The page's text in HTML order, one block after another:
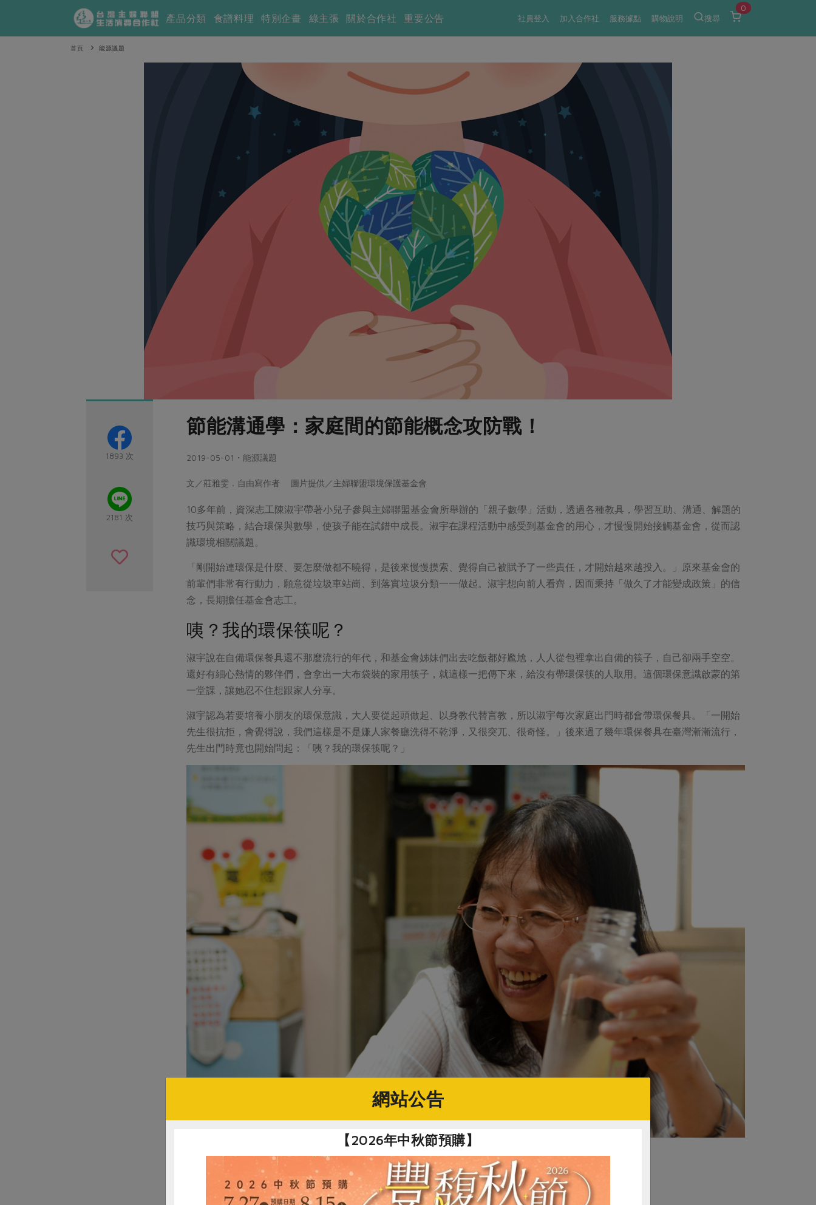
社員登入 加入合作社 服務據點 購物說明 搜尋
0
產品分類 食譜料理 特別企畫 綠主張 關於合作社 重要公告
首頁 能源議題
1893 次
2181 次
節能溝通學：家庭間的節能概念攻防戰！
2019-05-01・能源議題
文／莊雅雯．自由寫作者 圖片提供／主婦聯盟環境保護基金會
10多年前，資深志工陳淑宇帶著小兒子參與主婦聯盟基金會所舉辦的「親子數學」活動，透過各種教具，學習互助、溝通、解題的
技巧與策略，結合環保與數學，使孩子能在試錯中成長。淑宇在課程活動中感受到基金會的用心，才慢慢開始接觸基金會，從而認
識環境相關議題。
「剛開始連環保是什麼、要怎麼做都不曉得，是後來慢慢摸索、覺得自己被賦予了一些責任，才開始越來越投入。」原來基金會的
前輩們非常有行動力，願意從垃圾車站崗、到落實垃圾分類一一做起。淑宇想向前人看齊，因而秉持「做久了才能變成政策」的信
念，長期擔任基金會志工。
咦？我的環保筷呢？
淑宇說在自備環保餐具還不那麼流行的年代，和基金會姊妹們出去吃飯都好尷尬，人人從包裡拿出自備的筷子，自己卻兩手空空。
還好有細心熱情的夥伴們，會拿出一大布袋裝的家用筷子，就這樣一把傳下來，給沒有帶環保筷的人取用。這個環保意識啟蒙的第
一堂課，讓她忍不住想跟家人分享。
淑宇認為若要培養小朋友的環保意識，大人要從起頭做起、以身教代替言教，所以淑宇每次家庭出門時都會帶環保餐具。「一開始
先生很抗拒，會覺得說，我們這樣是不是嫌人家餐廳洗得不乾淨，又很突兀、很奇怪。」後來過了幾年環保餐具在臺灣漸漸流行，
先生出門時竟也開始問起：「咦？我的環保筷呢？」
淑宇受訪時喝的飲料是把先生前晚沒喝完的茶冰凍後變成冷泡茶。
跳脫主婦的刻板印象，將新概念偷渡回家
網站公告
【2026年中秋節預購】